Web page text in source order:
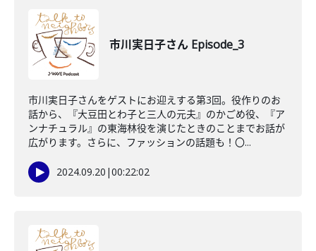
市川実日子さん Episode_3
市川実日子さんをゲストにお迎えする第3回。役作りのお
話から、『大豆田とわ子と三人の元夫』のかごめ役、『ア
ンナチュラル』の東海林役を演じたときのことまでお話が
広がります。さらに、ファッションの話題も！〇...
2024.09.20 |00:22:02